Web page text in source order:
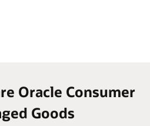
Oracle Consumer
Goods